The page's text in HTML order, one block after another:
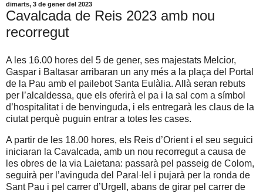
dimarts, 3 de gener del 2023
Cavalcada de Reis 2023 amb nou
recorregut
A les 16.00 hores del 5 de gener, ses majestats Melcior,
Gaspar i Baltasar arribaran un any més a la plaça del Portal
de la Pau amb el pailebot Santa Eulàlia. Allà seran rebuts
per l’alcaldessa, que els oferirà el pa i la sal com a símbol
d’hospitalitat i de benvinguda, i els entregarà les claus de la
ciutat perquè puguin entrar a totes les cases.
A partir de les 18.00 hores, els Reis d’Orient i el seu seguici
iniciaran la Cavalcada, amb un nou recorregut a causa de
les obres de la via Laietana: passarà pel passeig de Colom,
seguirà per l’avinguda del Paral·lel i pujarà per la ronda de
Sant Pau i pel carrer d’Urgell, abans de girar pel carrer de